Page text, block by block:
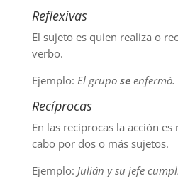
Reflexivas
El sujeto es quien realiza o
verbo.
Ejemplo: El grupo seenfermó.
Recíprocas
En las recíprocas la acción
cabo por dos o más sujetos.
Ejemplo: Julián y su jefe